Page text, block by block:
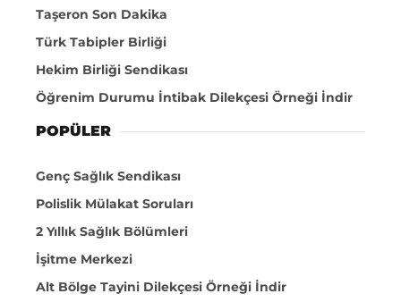
Taşeron Son Dakika
Türk Tabipler Birliği
Hekim Birliği Sendikası
Öğrenim Durumu İntibak Dilekçesi Örneği İndir
POPÜLER
Genç Sağlık Sendikası
Polislik Mülakat Soruları
2 Yıllık Sağlık Bölümleri
İşitme Merkezi
Alt Bölge Tayini Dilekçesi Örneği İndir